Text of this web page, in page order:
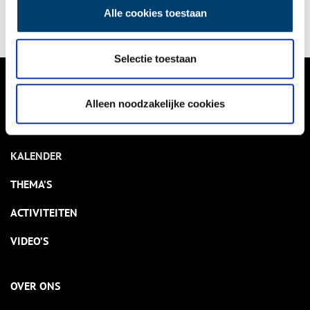
Alle cookies toestaan
Selectie toestaan
Alleen noodzakelijke cookies
NIEUWS
KALENDER
THEMA’S
ACTIVITEITEN
VIDEO’S
OVER ONS